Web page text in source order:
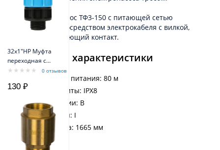
32х1"НР Муфта
переходная с
наружной
0 отзывов
130 ₽
Соединение Беламос ТФ3-150 с питающей сетью
осуществляется посредством электрокабеля с вилкой,
имеющей заземляющий контакт.
Технические характеристики
Длина кабеля питания: 80 м
Степень защиты: IPX8
Класс изоляции: B
Класс защиты: I
Высота насоса: 1665 мм
Вес: 16,3 кг